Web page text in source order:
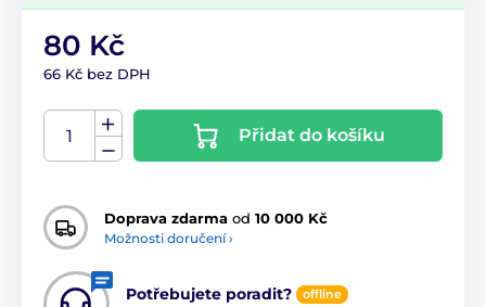
80 Kč
66 Kč bez DPH
Přidat do košíku
Doprava zdarma od 10 000 Kč
Možnosti doručení ›
Potřebujete poradit? offline